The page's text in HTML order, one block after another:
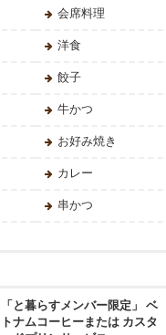
会席料理
洋食
餃子
牛かつ
お好み焼き
カレー
串かつ
「と暮らすメンバー限定」 ベ
トナムコーヒーまたは カスタ